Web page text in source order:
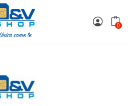
0
Da Attivare